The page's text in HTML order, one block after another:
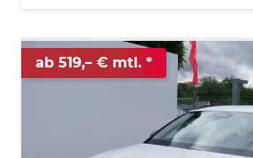
ab 519,– € mtl.